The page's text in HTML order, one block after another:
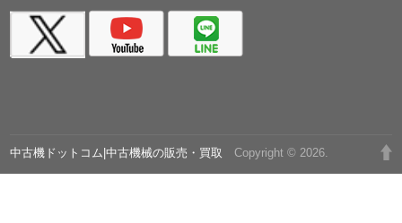
中古機ドットコム|中古機械の販売・買取 Copyright © 2026.